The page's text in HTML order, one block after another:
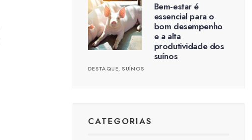
Bem-estar é
essencial para o
bom desempenho
e a alta
produtividade dos
suínos
DESTAQUE,SUÍNOS
CATEGORIAS